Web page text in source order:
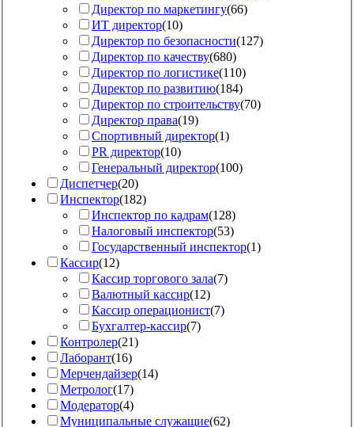
Директор по маркетингу(66)
ИТ директор(10)
Директор по безопасности(127)
Директор по качеству(680)
Директор по логистике(110)
Директор по развитию(184)
Директор по строительству(70)
Директор права(19)
Спортивный директор(1)
PR директор(10)
Генеральный директор(100)
Диспетчер(20)
Инспектор(182)
Инспектор по кадрам(128)
Налоговый инспектор(53)
Государственный инспектор(1)
Кассир(12)
Кассир торгового зала(7)
Валютный кассир(12)
Кассир операционист(7)
Бухгалтер-кассир(7)
Контролер(21)
Лаборант(16)
Мерчендайзер(14)
Метролог(17)
Модератор(4)
Муниципальные служащие(62)